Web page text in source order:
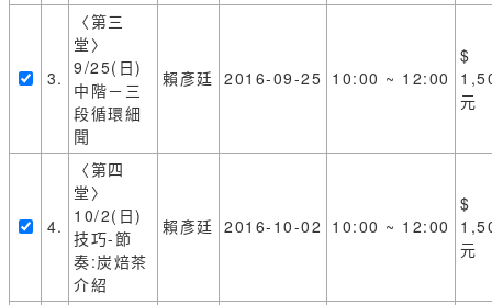
3.
〈第三
堂〉
9/25(日)
中階－三
段循環細
聞
賴彥廷 2016-09-25 10:00 ~ 12:00
$
元
4.
〈第四
堂〉
10/2(日)
技巧-節
奏:炭焙茶
介紹
賴彥廷 2016-10-02 10:00 ~ 12:00
$
元